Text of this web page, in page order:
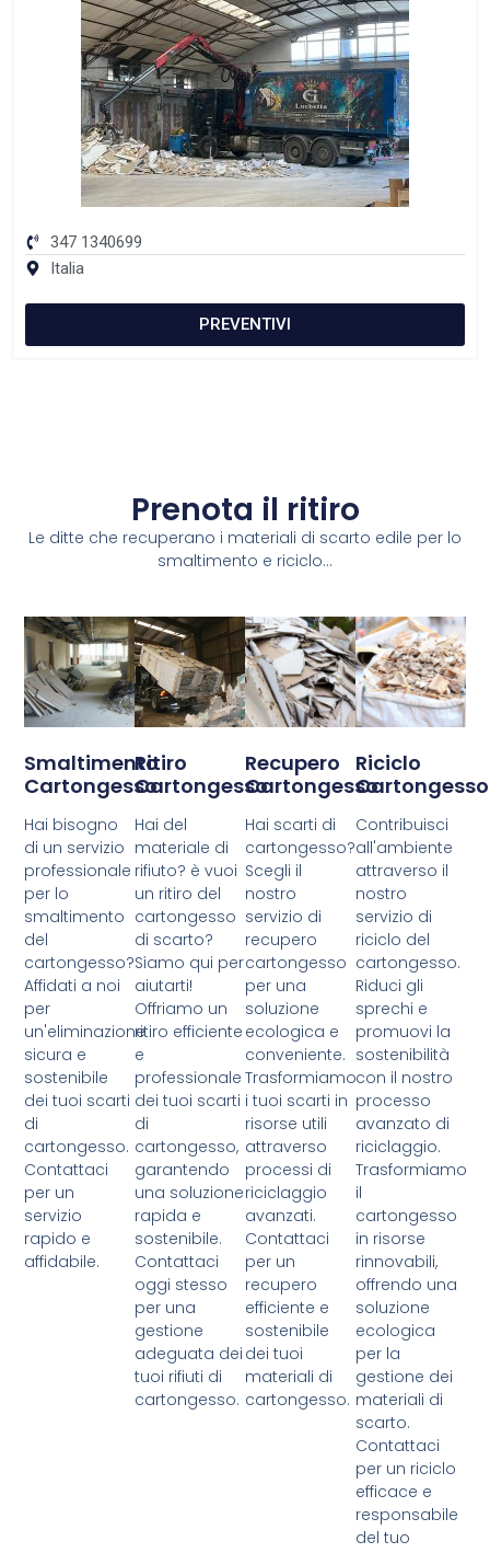
347 1340699
Italia
PREVENTIVI
Prenota il ritiro
Le ditte che recuperano i materiali di scarto edile per lo
smaltimento e riciclo...
Smaltimento
Cartongesso
Hai bisogno
di un servizio
professionale
per lo
smaltimento
del
cartongesso?
Affidati a noi
per
un'eliminazione
sicura e
sostenibile
dei tuoi scarti
di
cartongesso.
Contattaci
per un
servizio
rapido e
affidabile.
Ritiro
Cartongesso
Hai del
materiale di
rifiuto? è vuoi
un ritiro del
cartongesso
di scarto?
Siamo qui per
aiutarti!
Offriamo un
ritiro efficiente
e
professionale
dei tuoi scarti
di
cartongesso,
garantendo
una soluzione
rapida e
sostenibile.
Contattaci
oggi stesso
per una
gestione
adeguata dei
tuoi rifiuti di
cartongesso.
Recupero
Cartongesso
Hai scarti di
cartongesso?
Scegli il
nostro
servizio di
recupero
cartongesso
per una
soluzione
ecologica e
conveniente.
Trasformiamo
i tuoi scarti in
risorse utili
attraverso
processi di
riciclaggio
avanzati.
Contattaci
per un
recupero
efficiente e
sostenibile
dei tuoi
materiali di
cartongesso.
Riciclo
Cartongesso
Contribuisci
all'ambiente
attraverso il
nostro
servizio di
riciclo del
cartongesso.
Riduci gli
sprechi e
promuovi la
sostenibilità
con il nostro
processo
avanzato di
riciclaggio.
Trasformiamo
il
cartongesso
in risorse
rinnovabili,
offrendo una
soluzione
ecologica
per la
gestione dei
materiali di
scarto.
Contattaci
per un riciclo
efficace e
responsabile
del tuo